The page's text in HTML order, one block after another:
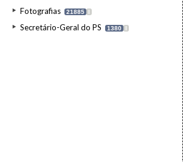
Fotografias 21885 I
Secretário-Geral do PS 1380 I